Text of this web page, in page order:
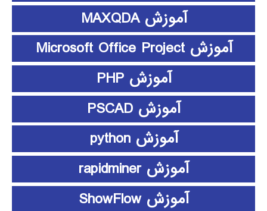
آموزش MAXQDA
آموزش Microsoft Office Project
آموزش PHP
آموزش PSCAD
آموزش python
آموزش rapidminer
آموزش ShowFlow